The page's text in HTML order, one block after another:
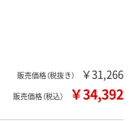
販売価格（税抜き） ￥31,266
販売価格（税込） ￥34,392